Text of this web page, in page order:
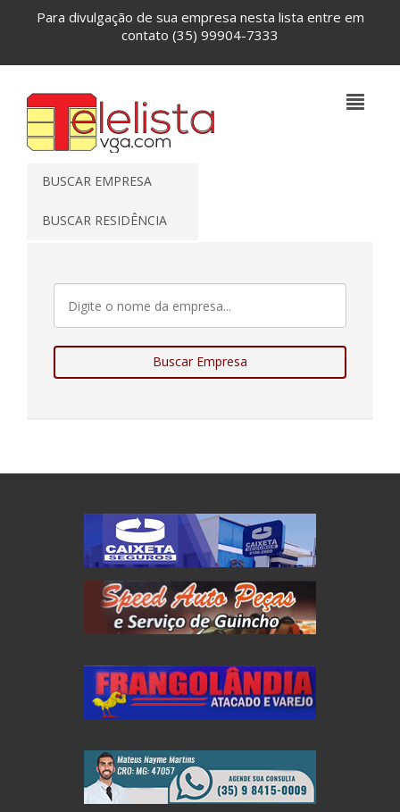
Para divulgação de sua empresa nesta lista entre em
contato (35) 99904-7333
BUSCAR EMPRESA
BUSCAR RESIDÊNCIA
Buscar Empresa